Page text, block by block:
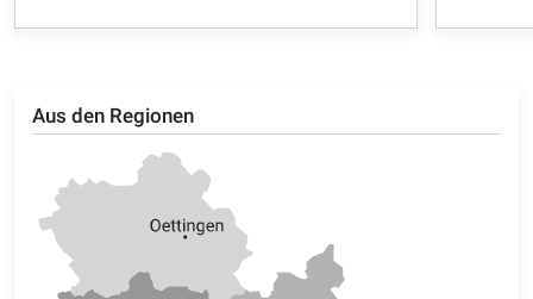
Aus den Regionen